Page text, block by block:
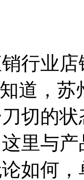
业店
道，
切的
里与
如何